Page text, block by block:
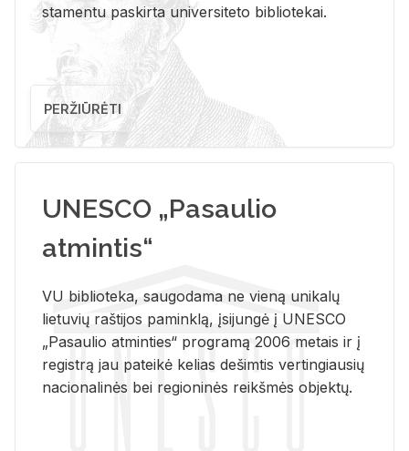
sta­men­tu pa­skir­ta uni­ver­si­te­to bi­b­lio­te­kai.
PERŽIŪRĖTI
UNESCO „Pasaulio
atmintis“
VU biblioteka, saugodama ne vieną unikalų
lietuvių raštijos paminklą, įsijungė į UNESCO
„Pasaulio atminties“ programą 2006 metais ir į
registrą jau pateikė kelias dešimtis vertingiausių
nacionalinės bei regioninės reikšmės objektų.